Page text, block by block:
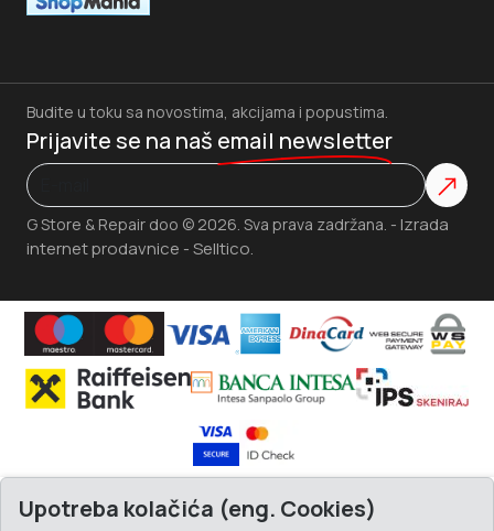
G Store & Repair doo © 2026. Sva prava zadržana. - Izrada
internet prodavnice - Selltico.
Budite u toku sa novostima, akcijama i popustima.
Prijavite se na naš email newsletter
Upotreba kolačića (eng. Cookies)